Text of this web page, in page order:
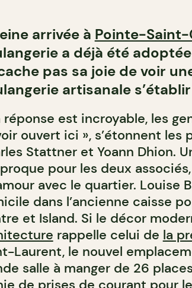
arrivée à Pointe-Saint-
a déjà été
pas sa joie de voir
artisanale
réponse est incroyable, les
ouvert ici », s’étonnent
Stattner et Yoann Dhion.
pour les deux
avec le quartier. Louise
dans l’ancienne caisse
et Island. Si le décor
rappelle celui de la
Laurent, le nouvel
salle à manger de 26